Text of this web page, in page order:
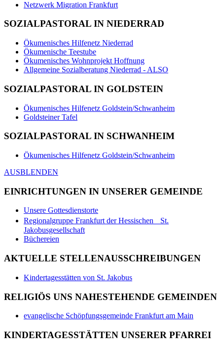
Netzwerk Migration Frankfurt
SOZIALPASTORAL IN NIEDERRAD
Ökumenisches Hilfenetz Niederrad
Ökumenische Teestube
Ökumenisches Wohnprojekt Hoffnung
Allgemeine Sozialberatung Niederrad - ALSO
SOZIALPASTORAL IN GOLDSTEIN
Ökumenisches Hilfenetz Goldstein/Schwanheim
Goldsteiner Tafel
SOZIALPASTORAL IN SCHWANHEIM
Ökumenisches Hilfenetz Goldstein/Schwanheim
AUSBLENDEN
EINRICHTUNGEN IN UNSERER GEMEINDE
Unsere Gottesdienstorte
Regionalgruppe Frankfurt der Hessischen St.
Jakobusgesellschaft
Büchereien
AKTUELLE STELLENAUSSCHREIBUNGEN
Kindertagesstätten von St. Jakobus
RELIGIÖS UNS NAHESTEHENDE GEMEINDEN
evangelische Schöpfungsgemeinde Frankfurt am Main
KINDERTAGESSTÄTTEN UNSERER PFARREI